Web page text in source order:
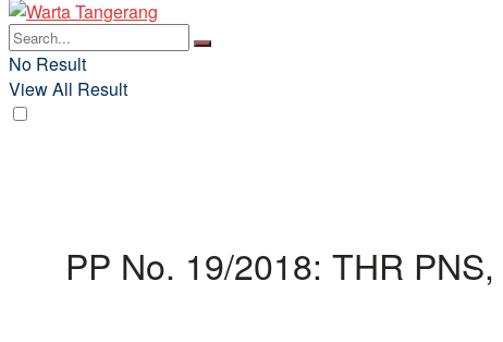
No Result
View All Result
PP No. 19/2018: THR